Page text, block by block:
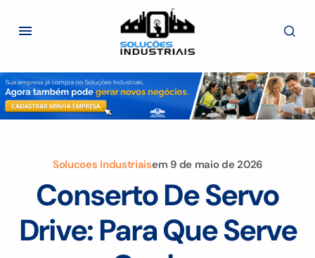
Solucoes Industriaisem 9 de maio de 2026
Conserto De Servo
Drive: Para Que Serve